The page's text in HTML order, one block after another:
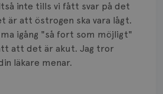
inte tills vi fått svar på det
är att östrogen ska vara lågt.
igång "så fort som möjligt"
att det är akut. Jag tror
läkare menar.